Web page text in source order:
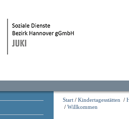
Start / Kindertagesstätten /
/ Willkommen